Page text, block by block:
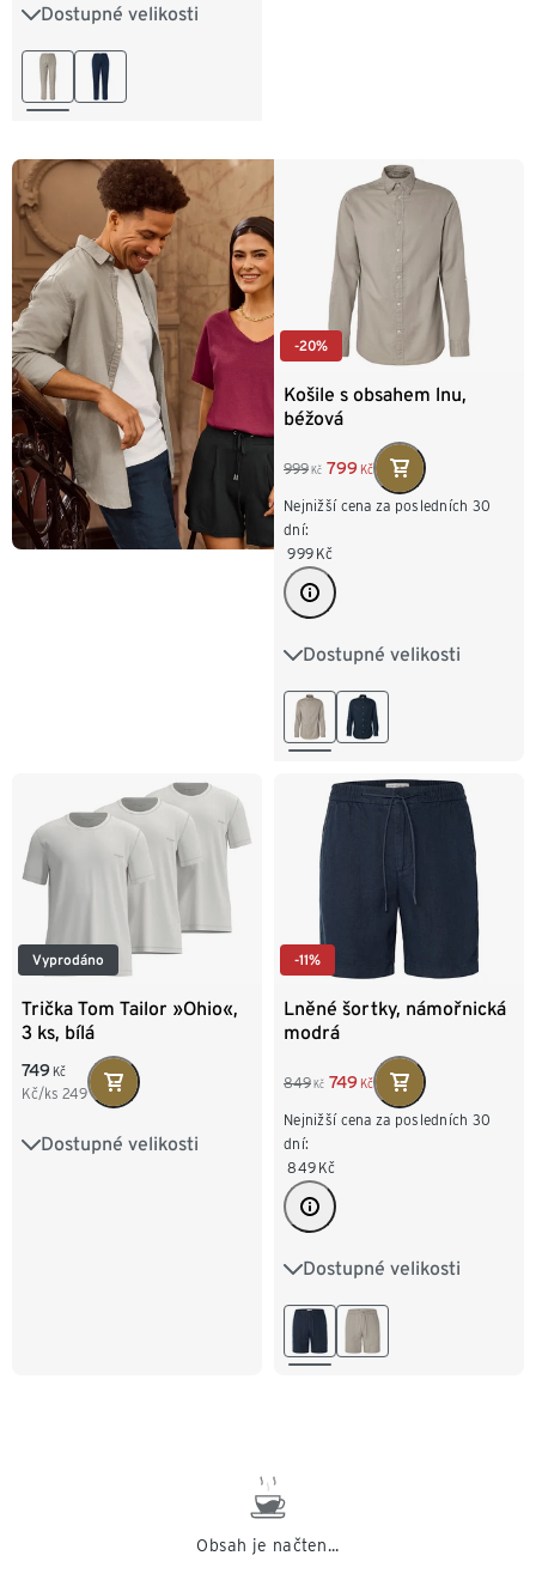
Dostupné velikosti
M 48/50 L 52/54
XL 56/58
-20%
Košile s obsahem lnu,
béžová
999 Kč 799 Kč
Nejnižší cena za posledních 30
dní:
999 Kč
Dostupné velikosti
M 48/50 L 52/54
XL 56/58
Vyprodáno
Trička Tom Tailor »Ohio«,
3 ks, bílá
749 Kč
Kč/ks 249
Dostupné velikosti
S/4 M/5 L/6
-11%
Lněné šortky, námořnická
modrá
849 Kč 749 Kč
Nejnižší cena za posledních 30
dní:
849 Kč
Dostupné velikosti
M 48/50 L 52/54
XL 56/58
Obsah je načten...